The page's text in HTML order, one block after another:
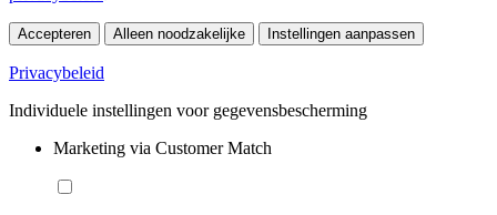
Accepteren Alleen noodzakelijke Instellingen aanpassen
Privacybeleid
Individuele instellingen voor gegevensbescherming
Marketing via Customer Match